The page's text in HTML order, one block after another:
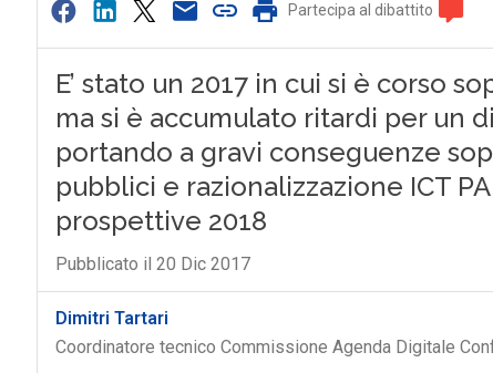
Partecipa al dibattito
E’ stato un 2017 in cui si è corso
ma si è accumulato ritardi per un
portando a gravi conseguenze
pubblici e razionalizzazione ICT
prospettive 2018
Pubblicato il 20 Dic 2017
Dimitri Tartari
Coordinatore tecnico Commissione Agenda Digitale